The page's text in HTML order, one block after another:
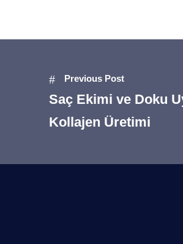
Previous Post
Saç Ekimi ve Doku
Kollajen Üretimi